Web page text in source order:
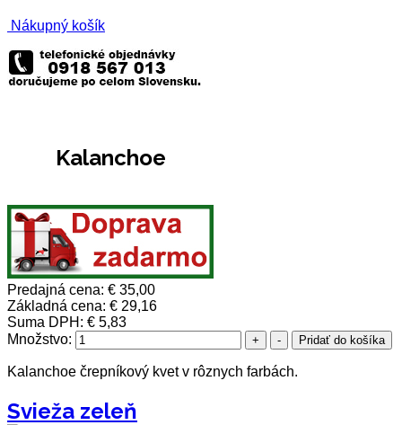
Nákupný košík
Kalanchoe
Predajná cena: € 35,00
Základná cena: € 29,16
Suma DPH: € 5,83
Množstvo:
Kalanchoe črepníkový kvet v rôznych farbách.
Svieža zeleň